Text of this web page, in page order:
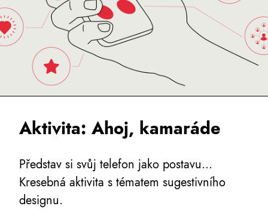
Aktivita: Ahoj, kamaráde
Představ si svůj telefon jako postavu...
Kresebná aktivita s tématem sugestivního
designu.